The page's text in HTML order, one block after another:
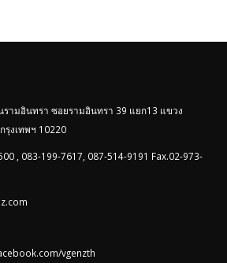
รามอินทรา ซอยรามอินทรา 39 แยก13 แขวง
รุงเทพฯ 10220
, 083-199-7617, 087-514-9191 Fax.02-973-
vgenzth